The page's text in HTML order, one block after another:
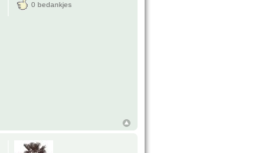
0 bedankjes